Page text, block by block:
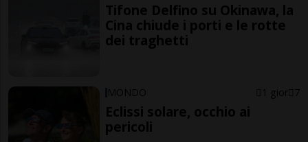
Tifone Delfino su Okinawa, la
Cina chiude i porti e le rotte
dei traghetti
MONDO 1 gior 7
Eclissi solare, occhio ai
pericoli